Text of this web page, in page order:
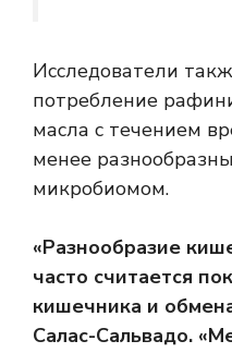
Исследователи
потребление
масла с течением
менее
микробиомом.
«Разнообразие
часто считается
кишечника и
Салас-Сальвадо.